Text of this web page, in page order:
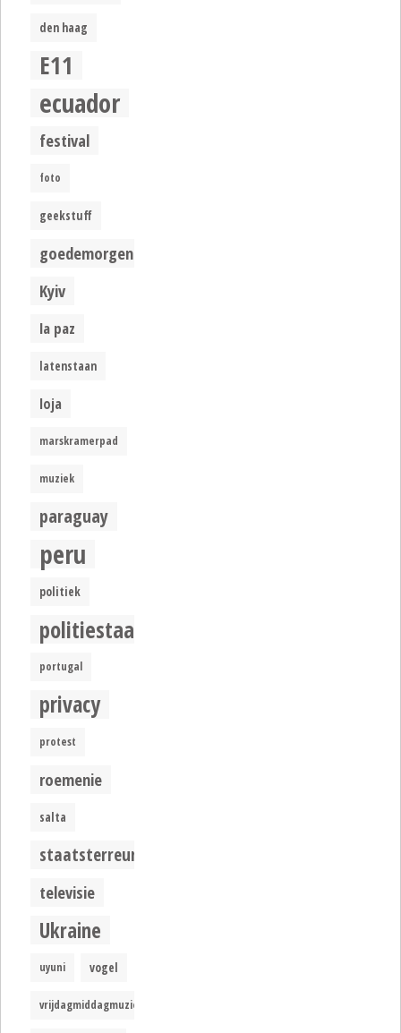
den haag
E11
ecuador
festival
foto
geekstuff
goedemorgen
Kyiv
la paz
latenstaan
loja
marskramerpad
muziek
paraguay
peru
politiek
politiestaat
portugal
privacy
protest
roemenie
salta
staatsterreur
televisie
Ukraine
uyuni vogel
vrijdagmiddagmuziek